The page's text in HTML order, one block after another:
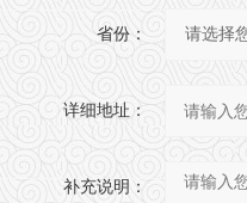
省份：
详细地址：
补充说明：